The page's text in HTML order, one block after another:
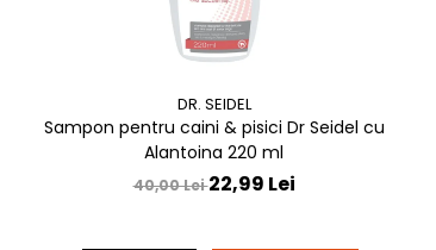
DR. SEIDEL
Sampon pentru caini & pisici Dr Seidel cu
Alantoina 220 ml
40,00 Lei22,99 Lei